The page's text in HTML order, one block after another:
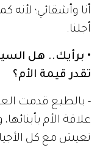
أنا وأشقائي؛ لأنه
أجلنا.
• برأيك.. هل
تقدر قيمة الأم؟
- بالطبع قدمت
علاقة الأم
تعيش مع كل